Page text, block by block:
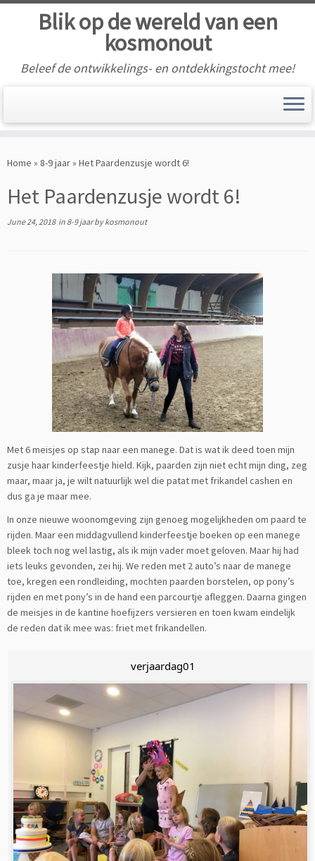
to
Blik op de wereld van een
kosmonout
Beleef de ontwikkelings- en ontdekkingstocht mee!
Home » 8-9 jaar» Het Paardenzusje wordt 6!
Het Paardenzusje wordt 6!
June 24, 2018in 8-9 jaarbykosmonout
Met 6 meisjes op stap naar een manege. Dat is wat ik deed toen mijn
zusje haar kinderfeestje hield. Kijk, paarden zijn niet echt mijn ding, zeg
maar, maar ja, je wilt natuurlijk wel die patat met frikandel cashen en
dus ga je maar mee.
In onze nieuwe woonomgeving zijn genoeg mogelijkheden om paard te
rijden. Maar een middagvullend kinderfeestje boeken op een manege
bleek toch nog wel lastig, als ik mijn vader moet geloven. Maar hij had
iets leuks gevonden, zei hij. We reden met 2 auto’s naar de manege
toe, kregen een rondleiding, mochten paarden borstelen, op pony’s
rijden en met pony’s in de hand een parcourtje afleggen. Daarna gingen
de meisjes in de kantine hoefijzers versieren en toen kwam eindelijk
de reden dat ik mee was: friet met frikandellen.
verjaardag01